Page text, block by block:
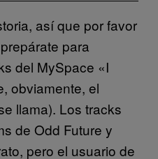
así que por favor
para
del MySpace «I
obviamente, el
llama). Los tracks
de Odd Future y
pero el usuario de